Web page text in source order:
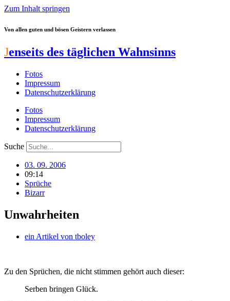
Zum Inhalt springen
Von allen guten und bösen Geistern verlassen
Jenseits des täglichen Wahnsinns
Fotos
Impressum
Datenschutzerklärung
Fotos
Impressum
Datenschutzerklärung
Suche
03. 09. 2006
09:14
Sprüche
Bizarr
Unwahrheiten
ein Artikel von tboley
Zu den Sprüchen, die nicht stimmen gehört auch dieser:
Serben bringen Glück.